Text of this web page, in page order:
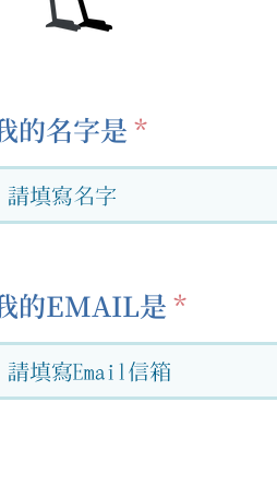
的名字是
的EMAIL是